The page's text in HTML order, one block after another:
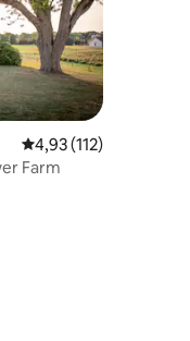
: 5 sur 5
Évaluation moyenne
4,93 (112)
Farm